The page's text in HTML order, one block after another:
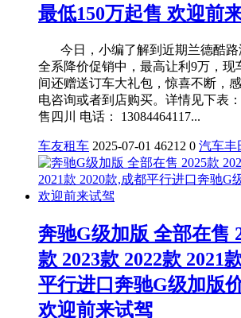
最低150万起售 欢迎前
今日，小编了解到近期兰德酷路
全系降价促销中，最高让利9万，现
间还赠送订车大礼包，惊喜不断，
电咨询或者到店购买。详情见下表
售四川 电话： 13084464117...
车友租车 2025-07-01 46212 0 汽车丰
奔驰G级加版 全部在售
款 2023款 2022款 2021
平行进口奔驰G级加版
欢迎前来试驾